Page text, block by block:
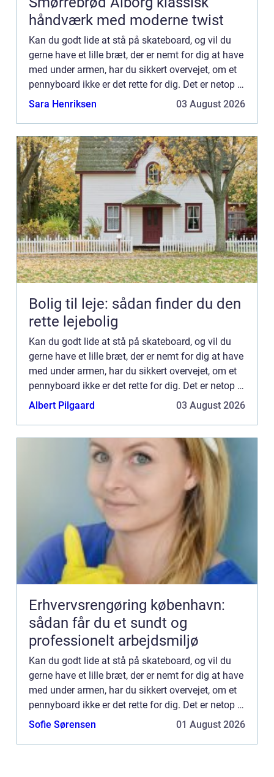
håndværk med moderne twist
Kan du godt lide at stå på skateboard, og vil du
gerne have et lille bræt, der er nemt for dig at have
med under armen, har du sikkert overvejet, om et
pennyboard ikke er det rette for dig. Det er netop et
lille skateboard, der er nemt for dig at hav...
Sara Henriksen 03 August 2026
Bolig til leje: sådan finder du den
rette lejebolig
Kan du godt lide at stå på skateboard, og vil du
gerne have et lille bræt, der er nemt for dig at have
med under armen, har du sikkert overvejet, om et
pennyboard ikke er det rette for dig. Det er netop et
lille skateboard, der er nemt for dig at hav...
Albert Pilgaard 03 August 2026
Erhvervsrengøring københavn:
sådan får du et sundt og
professionelt arbejdsmiljø
Kan du godt lide at stå på skateboard, og vil du
gerne have et lille bræt, der er nemt for dig at have
med under armen, har du sikkert overvejet, om et
pennyboard ikke er det rette for dig. Det er netop et
lille skateboard, der er nemt for dig at hav...
Sofie Sørensen 01 August 2026